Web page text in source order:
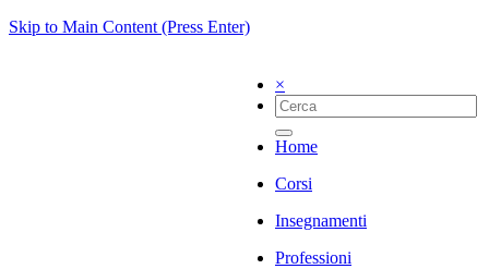
Skip to Main Content (Press Enter)
×
Home
Corsi
Insegnamenti
Professioni